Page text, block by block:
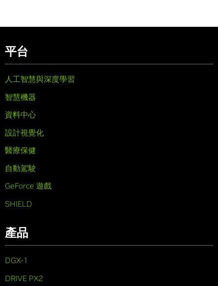
平台
人工智慧與深度學習
智慧機器
資料中心
設計視覺化
醫療保健
自動駕駛
GeForce 遊戲
SHIELD
產品
DGX-1
DRIVE PX2